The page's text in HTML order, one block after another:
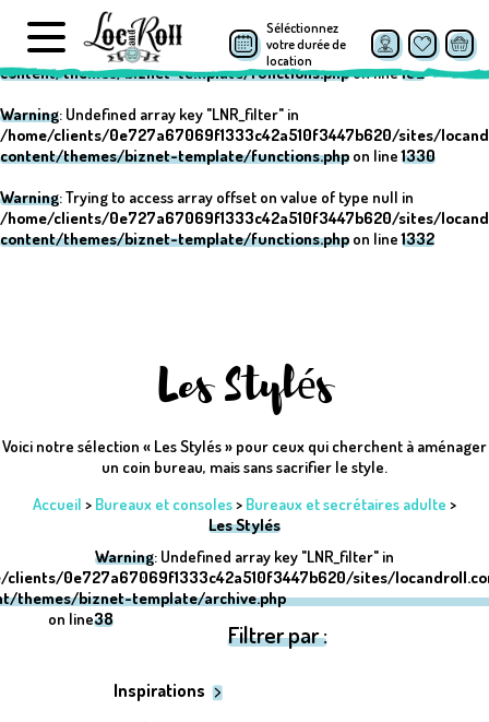
Warning: Undefined array key "post_type" in
/home/clients/0e727a67069f1333c42a510f3447b620/sites/
content/themes/biznet-template/functions.phpon line152
Warning: Undefined array key "LNR_filter" in
/home/clients/0e727a67069f1333c42a510f3447b620/sites/
content/themes/biznet-template/functions.php on line1330
Warning: Trying to access array offset on value of type null in
/home/clients/0e727a67069f1333c42a510f3447b620/sites/
content/themes/biznet-template/functions.php on line1332
Séléctionnez
votre durée de
location
Les Stylés
Voici notre sélection « Les Stylés » pour ceux qui cherchent à aménager
un coin bureau, mais sans sacrifier le style.
Accueil > Bureaux et consoles> Bureaux et secrétaires adulte >
Les Stylés
Warning: Undefined array key "LNR_filter" in
clients/0e727a67069f1333c42a510f3447b620/sites/
themes/biznet-template/archive.php
on line38
Filtrer par :
Inspirations